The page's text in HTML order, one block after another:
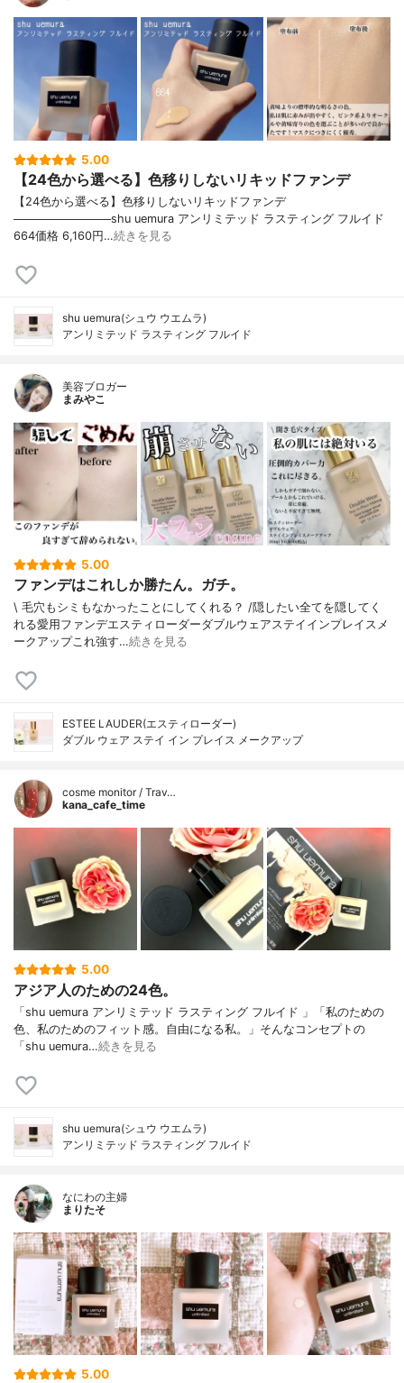
5.00
【24色から選べる】色移りしないリキッドファンデ
【24色から選べる】色移りしないリキッドファンデ
────────────shu uemura アンリミテッド ラスティング フルイド
664価格 6,160円…続きを見る
shu uemura(シュウ ウエムラ)
アンリミテッド ラスティング フルイド
美容ブロガー
まみやこ
5.00
ファンデはこれしか勝たん。ガチ。
\ 毛穴もシミもなかったことにしてくれる？ /⁡⁡隠したい全てを隠してく
れる愛用ファンデ⁡エスティローダーダブルウェアステイインプレイスメ
ークアップ⁡⁡これ強す…続きを見る
ESTEE LAUDER(エスティローダー)
ダブル ウェア ステイ イン プレイス メークアップ
cosme monitor / Trav…
kana_cafe_time
5.00
アジア人のための24色。
「shu uemura アンリミテッド ラスティング フルイド 」「私のための
色、私のためのフィット感。自由になる私。」そんなコンセプトの
「shu uemura…続きを見る
shu uemura(シュウ ウエムラ)
アンリミテッド ラスティング フルイド
なにわの主婦
まりたそ
5.00